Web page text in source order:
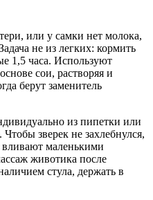
или у самки нет молока,
не из легких: кормить
1,5 часа. Используют
сои, растворяя и
берут заменитель
из пипетки или
зверек не захлебнулся,
вливают маленькими
животика после
стула, держать в